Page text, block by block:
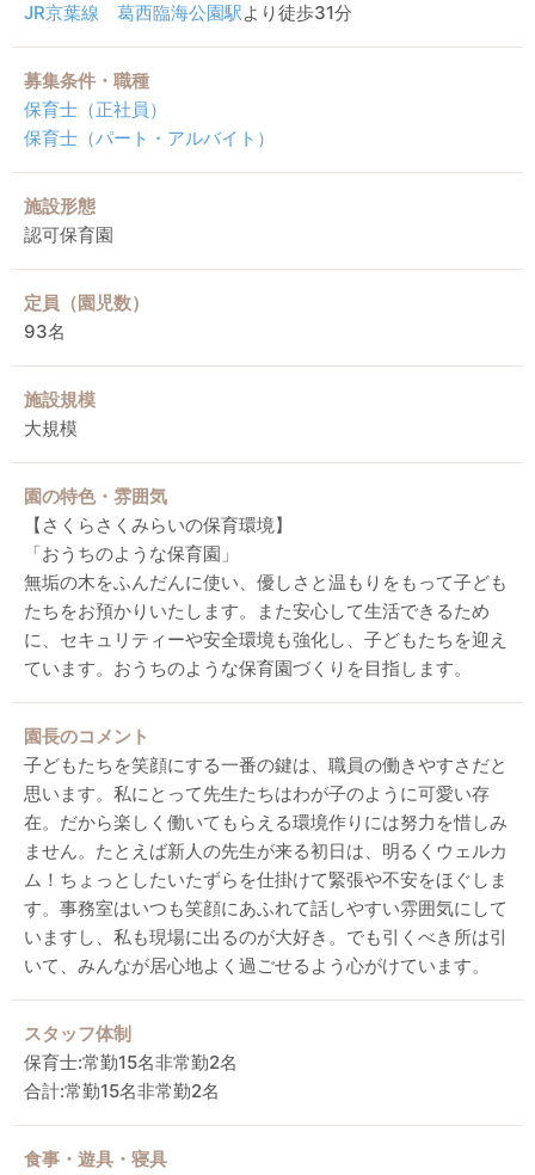
JR京葉線 葛西臨海公園駅より徒歩31分
募集条件・職種
保育士（正社員）
保育士（パート・アルバイト）
施設形態
認可保育園
定員（園児数）
93名
施設規模
大規模
園の特色・雰囲気
【さくらさくみらいの保育環境】
「おうちのような保育園」
無垢の木をふんだんに使い、優しさと温もりをもって子ども
たちをお預かりいたします。また安心して生活できるため
に、セキュリティーや安全環境も強化し、子どもたちを迎え
ています。おうちのような保育園づくりを目指します。
園長のコメント
子どもたちを笑顔にする一番の鍵は、職員の働きやすさだと
思います。私にとって先生たちはわが子のように可愛い存
在。だから楽しく働いてもらえる環境作りには努力を惜しみ
ません。たとえば新人の先生が来る初日は、明るくウェルカ
ム！ちょっとしたいたずらを仕掛けて緊張や不安をほぐしま
す。事務室はいつも笑顔にあふれて話しやすい雰囲気にして
いますし、私も現場に出るのが大好き。でも引くべき所は引
いて、みんなが居心地よく過ごせるよう心がけています。
スタッフ体制
保育士:常勤15名非常勤2名
合計:常勤15名非常勤2名
食事・遊具・寝具